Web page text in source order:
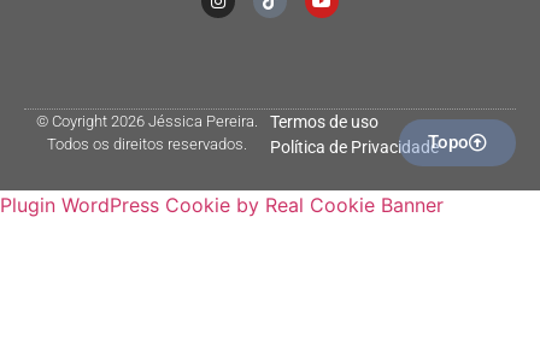
© Coyright 2026 Jéssica Pereira.
Todos os direitos reservados.
Termos de uso
Política de PrivacidadeTopo
Plugin WordPress Cookie by Real Cookie Banner